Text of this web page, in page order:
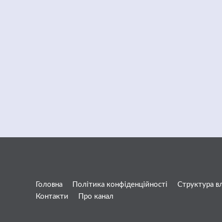
Головна Політика конфіденційності Структура
Контакти
Про канал